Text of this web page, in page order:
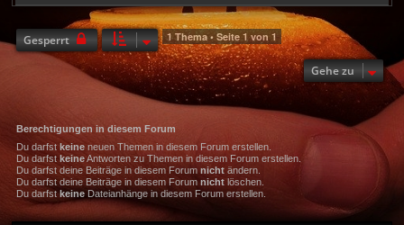
Gesperrt 1 Thema • Seite 1 von1
Gehe zu
Berechtigungen in diesem Forum
Du darfst keineneuen Themen in diesem Forum erstellen.
Du darfst keineAntworten zu Themen in diesem Forum erstellen.
Du darfst deine Beiträge in diesem Forum nichtändern.
Du darfst deine Beiträge in diesem Forum nichtlöschen.
Du darfstkeineDateianhänge in diesem Forum erstellen.